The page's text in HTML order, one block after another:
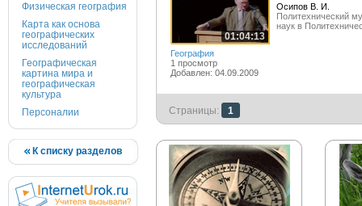
Физическая география
Карта как основа
географических
исследований
Географическая
картина мира и
географическая
культура
Персоналии
К списку разделов
01:04:13
География
1 просмотр
Добавлен: 04.09.2009
Осипов В. И.
Политехнический
наук в
Страницы: 1